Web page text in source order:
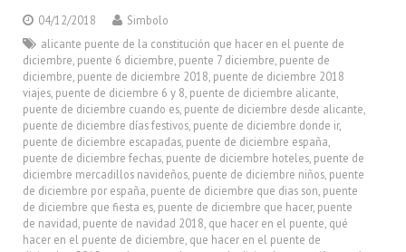
04/12/2018
Simbolo
alicante puente de la constitución que hacer en el puente de
diciembre puente 6 diciembre puente 7 diciembre puente de
diciembre puente de diciembre 2018 puente de diciembre 2018
viajes puente de diciembre 6 y 8 puente de diciembre alicante
puente de diciembre cuando es puente de diciembre desde alicante
puente de diciembre días festivos puente de diciembre donde ir,
puente de diciembre escapadas puente de diciembre españa
puente de diciembre fechas puente de diciembre hoteles puente de
diciembre mercadillos navideños puente de diciembre niños puente
de diciembre por españa puente de diciembre que dias son puente
de diciembre que fiesta es puente de diciembre que hacer, puente
de navidad puente de navidad 2018 que hacer en el puente qué
hacer en el puente de diciembre que hacer en el puente de